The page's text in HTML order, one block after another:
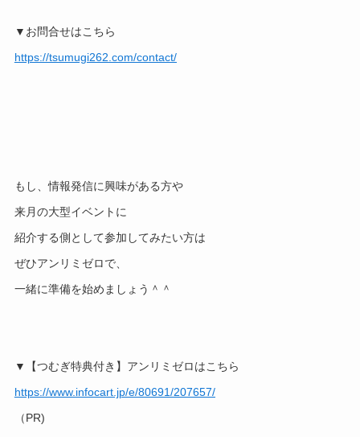
▼お問合せはこちら
https://tsumugi262.com/contact/
もし、情報発信に興味がある方や
来月の大型イベントに
紹介する側として参加してみたい方は
ぜひアンリミゼロで、
一緒に準備を始めましょう＾＾
▼【つむぎ特典付き】アンリミゼロはこちら
https://www.infocart.jp/e/80691/207657/
（PR)